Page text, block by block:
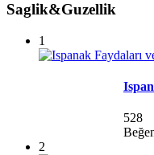
Saglik&Guzellik
1
528
2